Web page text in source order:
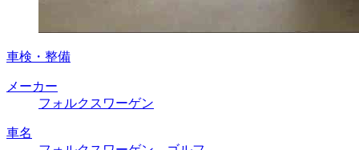
車検・整備
メーカー
フォルクスワーゲン
車名